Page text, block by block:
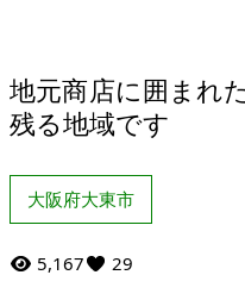
地元商店に囲まれ
残る地域です
大阪府大東市
5,167 29